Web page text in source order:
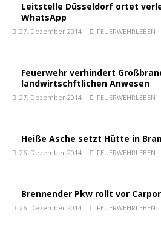
Leitstelle Düsseldorf ortet
WhatsApp
27. Dezember 2014 FEUERWEHRLEBEN
Feuerwehr verhindert
landwirtschftlichen Anwesen
27. Dezember 2014 FEUERWEHRLEBEN
Heiße Asche setzt Hütte in
26. Dezember 2014 FEUERWEHRLEBEN
Brennender Pkw rollt vor
26. Dezember 2014 FEUERWEHRLEBEN